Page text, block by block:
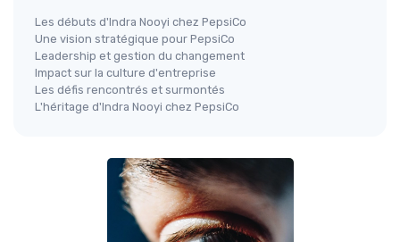
Les débuts d'Indra Nooyi chez PepsiCo
Une vision stratégique pour PepsiCo
Leadership et gestion du changement
Impact sur la culture d'entreprise
Les défis rencontrés et surmontés
L'héritage d'Indra Nooyi chez PepsiCo